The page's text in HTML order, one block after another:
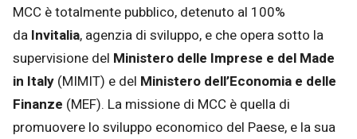
MCC è totalmente pubblico, detenuto al 100%
da Invitalia, agenzia di sviluppo, e che opera sotto la
supervisione del Ministero delle Imprese e del Made
in Italy (MIMIT) e del Ministero dell’Economia e delle
Finanze (MEF). La missione di MCC è quella di
promuovere lo sviluppo economico del Paese, e la sua